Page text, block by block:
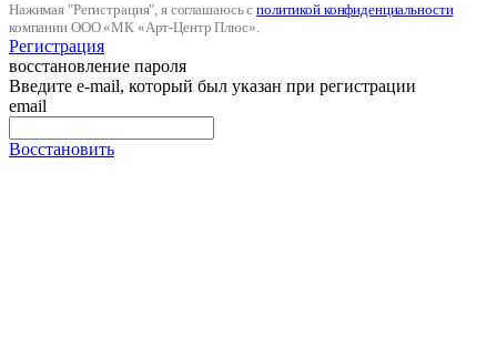
Нажимая "Регистрация", я соглашаюсь сполитикой конфиденциальности
компании ООО «МК «Арт-Центр Плюс».
Регистрация
восстановление пароля
Введите e-mail, который был указан при регистрации
email
Восстановить